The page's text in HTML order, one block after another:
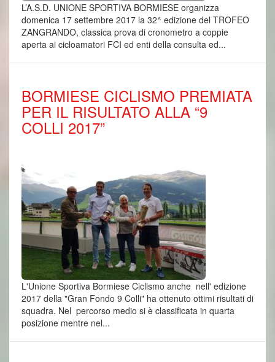
L’A.S.D. UNIONE SPORTIVA BORMIESE organizza
domenica 17 settembre 2017 la 32^ edizione del TROFEO
ZANGRANDO, classica prova di cronometro a coppie
aperta ai cicloamatori FCI ed enti della consulta ed...
BORMIESE CICLISMO PREMIATA
PER IL RISULTATO ALLA “9
COLLI 2017”
L'Unione Sportiva Bormiese Ciclismo anche nell' edizione
2017 della "Gran Fondo 9 Colli" ha ottenuto ottimi risultati di
squadra. Nel percorso medio si è classificata in quarta
posizione mentre nel...